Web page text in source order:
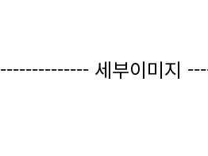
-------------- 세부이미지